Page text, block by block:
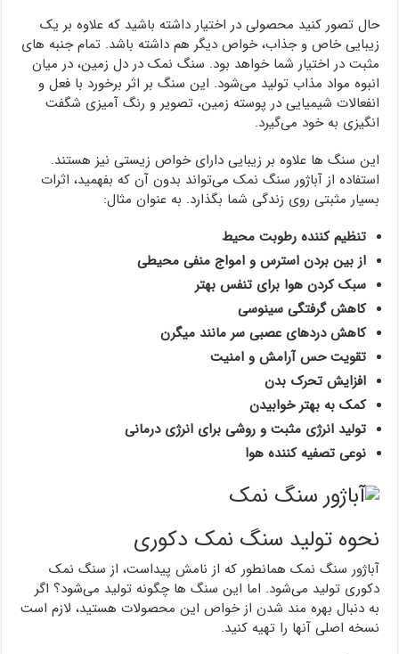
حال تصور کنید محصولی در اختیار داشته باشید که علاوه بر یک
زیبایی خاص و جذاب، خواص دیگر هم داشته باشد. تمام جنبه های
مثبت در اختیار شما خواهد بود. سنگ نمک در دل زمین، در میان
انبوه مواد مذاب تولید می‌شود. این سنگ بر اثر برخورد با فعل و
انفعالات شیمیایی در پوسته زمین، تصویر و رنگ آمیزی شگفت
انگیزی به خود می‌گیرد.
این سنگ ها علاوه بر زیبایی دارای خواص زیستی نیز هستند.
استفاده از آباژور سنگ نمک می‌تواند بدون آن که بفهمید، اثرات
بسیار مثبتی روی زندگی شما بگذارد. به عنوان مثال:
تنظیم کننده رطوبت محیط
از بین بردن استرس و امواج منفی محیطی
سبک کردن هوا برای تنفس بهتر
کاهش گرفتگی سینوسی
کاهش دردهای عصبی سر مانند میگرن
تقویت حس آرامش و امنیت
افزایش تحرک بدن
کمک به بهتر خوابیدن
تولید انرژی مثبت و روشی برای انرژی درمانی
نوعی تصفیه کننده هوا
نحوه تولید سنگ نمک دکوری
آباژور سنگ نمک همانطور که از نامش پیداست، از سنگ نمک
دکوری تولید می‌شود. اما این سنگ ها چگونه تولید می‌شود؟ اگر
به دنبال بهره مند شدن از خواص این محصولات هستید، لازم است
نسخه اصلی آنها را تهیه کنید.